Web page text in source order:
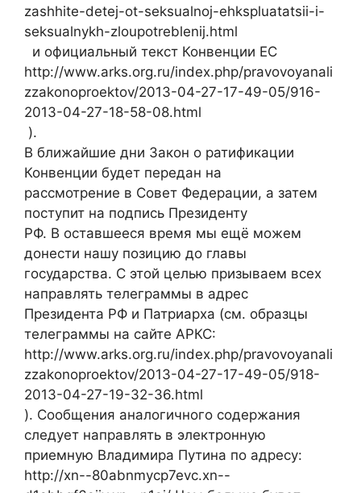
zashhite-detej-ot-seksualnoj-ehkspluatatsii-i-
seksualnykh-zloupotreblenij.html
и официальный текст Конвенции ЕС
http://www.arks.org.ru/index.php/pravovoyanali
zzakonoproektov/2013-04-27-17-49-05/916-
2013-04-27-18-58-08.html
).
В ближайшие дни Закон о ратификации
Конвенции будет передан на
рассмотрение в Совет Федерации, а затем
поступит на подпись Президенту
РФ. В оставшееся время мы ещё можем
донести нашу позицию до главы
государства. С этой целью призываем всех
направлять телеграммы в адрес
Президента РФ и Патриарха (см. образцы
телеграммы на сайте АРКС:
http://www.arks.org.ru/index.php/pravovoyanali
zzakonoproektov/2013-04-27-17-49-05/918-
2013-04-27-19-32-36.html
). Сообщения аналогичного содержания
следует направлять в электронную
приемную Владимира Путина по адресу:
http://xn--80abnmycp7evc.xn--